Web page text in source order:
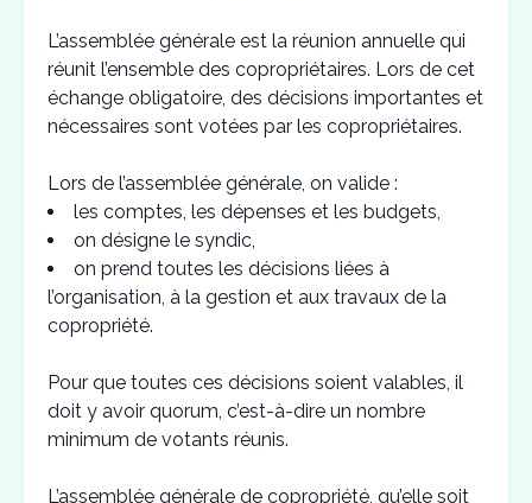
L’assemblée générale est la réunion annuelle qui
réunit l’ensemble des copropriétaires. Lors de cet
échange obligatoire, des décisions importantes et
nécessaires sont votées par les copropriétaires.
Lors de l’assemblée générale, on valide :
les comptes, les dépenses et les budgets,
on désigne le syndic,
on prend toutes les décisions liées à
l’organisation, à la gestion et aux travaux de la
copropriété.
Pour que toutes ces décisions soient valables, il
doit y avoir quorum, c’est-à-dire un nombre
minimum de votants réunis.
L’assemblée générale de copropriété, qu’elle soit